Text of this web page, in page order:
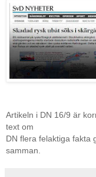
Artikeln i DN 16/9 är
text om
DN flera felaktiga fakta
samman.